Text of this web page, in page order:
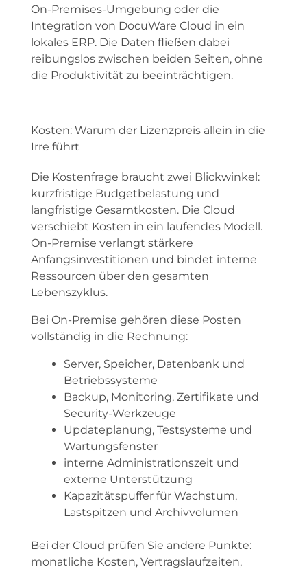
On-Premises-Umgebung oder die
Integration von DocuWare Cloud in ein
lokales ERP. Die Daten fließen dabei
reibungslos zwischen beiden Seiten, ohne
die Produktivität zu beeinträchtigen.
Kosten: Warum der Lizenzpreis allein in die
Irre führt
Die Kostenfrage braucht zwei Blickwinkel:
kurzfristige Budgetbelastung und
langfristige Gesamtkosten. Die Cloud
verschiebt Kosten in ein laufendes Modell.
On-Premise verlangt stärkere
Anfangsinvestitionen und bindet interne
Ressourcen über den gesamten
Lebenszyklus.
Bei On-Premise gehören diese Posten
vollständig in die Rechnung:
Server, Speicher, Datenbank und
Betriebssysteme
Backup, Monitoring, Zertifikate und
Security-Werkzeuge
Updateplanung, Testsysteme und
Wartungsfenster
interne Administrationszeit und
externe Unterstützung
Kapazitätspuffer für Wachstum,
Lastspitzen und Archivvolumen
Bei der Cloud prüfen Sie andere Punkte:
monatliche Kosten, Vertragslaufzeiten,